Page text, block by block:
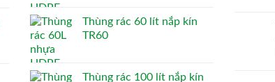
Thùng rác 60 lít nắp kín
TR60
Thùng rác 100 lít nắp kín